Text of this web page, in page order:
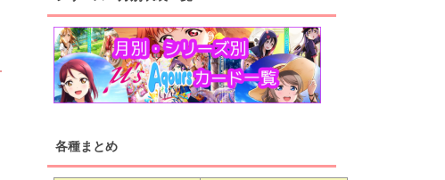
桜内梨子 高海千歌 渡辺曜
浦の星女学院1年生
上原歩夢 宮下愛 優木せつ菜
虹ヶ咲学園1年生
各種まとめ